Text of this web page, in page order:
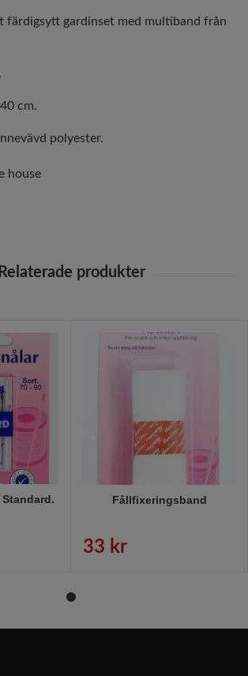
färdigsytt gardinset med multiband från
cm.
polyester.
house
Fållfixeringsband
33 kr